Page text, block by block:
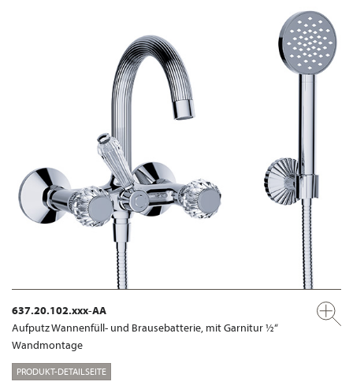
637.20.102.xxx-AA
Aufputz Wannenfüll- und Brausebatterie, mit Garnitur ½“
Wandmontage
PRODUKT-DETAILSEITE